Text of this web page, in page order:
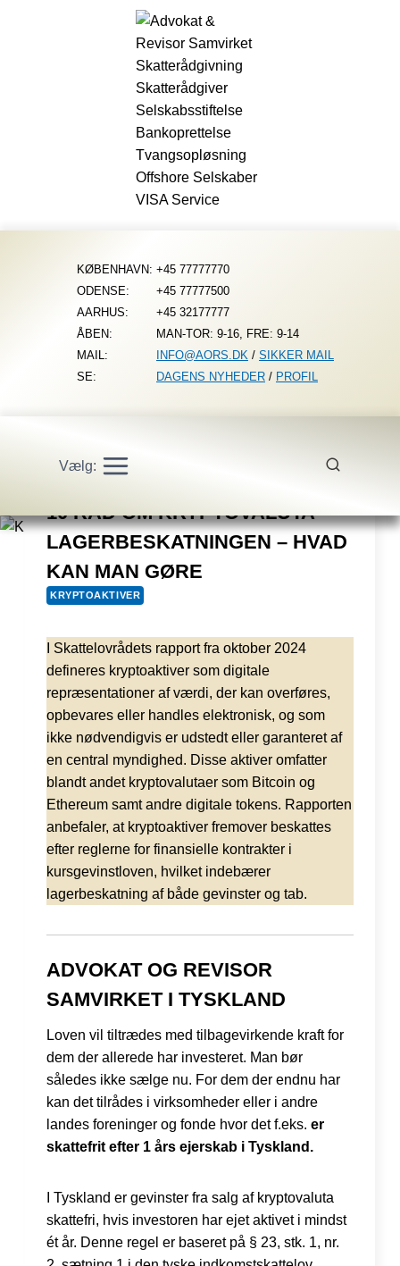
KØBENHAVN: +45 77777770
ODENSE:
+45 77777500
AARHUS:
+45 32177777
ÅBEN:
MAN-TOR: 9-16, FRE: 9-14
MAIL:
INFO@AORS.DK / SIKKER MAIL
SE:
DAGENS NYHEDER / PROFIL
Vælg:
10 RÅD OM KRYPTOVALUTA
LAGERBESKATNINGEN – HVAD
KAN MAN GØRE
KRYPTOAKTIVER
I Skattelovrådets rapport fra oktober 2024
defineres kryptoaktiver som digitale
repræsentationer af værdi, der kan overføres,
opbevares eller handles elektronisk, og som
ikke nødvendigvis er udstedt eller garanteret af
en central myndighed. Disse aktiver omfatter
blandt andet kryptovalutaer som Bitcoin og
Ethereum samt andre digitale tokens. Rapporten
anbefaler, at kryptoaktiver fremover beskattes
efter reglerne for finansielle kontrakter i
kursgevinstloven, hvilket indebærer
lagerbeskatning af både gevinster og tab.
ADVOKAT OG REVISOR
SAMVIRKET I TYSKLAND
Loven vil tiltrædes med tilbagevirkende kraft for
dem der allerede har investeret. Man bør
således ikke sælge nu. For dem der endnu har
kan det tilrådes i virksomheder eller i andre
landes foreninger og fonde hvor det f.eks. er
skattefrit efter 1 års ejerskab i Tyskland.
I Tyskland er gevinster fra salg af kryptovaluta
skattefri, hvis investoren har ejet aktivet i mindst
ét år. Denne regel er baseret på § 23, stk. 1, nr.